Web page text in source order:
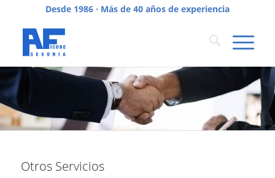
Desde 1986 · Más de 40 años de experiencia
Otros Servicios